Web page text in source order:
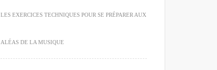
LES EXERCICES TECHNIQUES POUR SE PRÉPARER AUX
ALÉAS DE LA MUSIQUE